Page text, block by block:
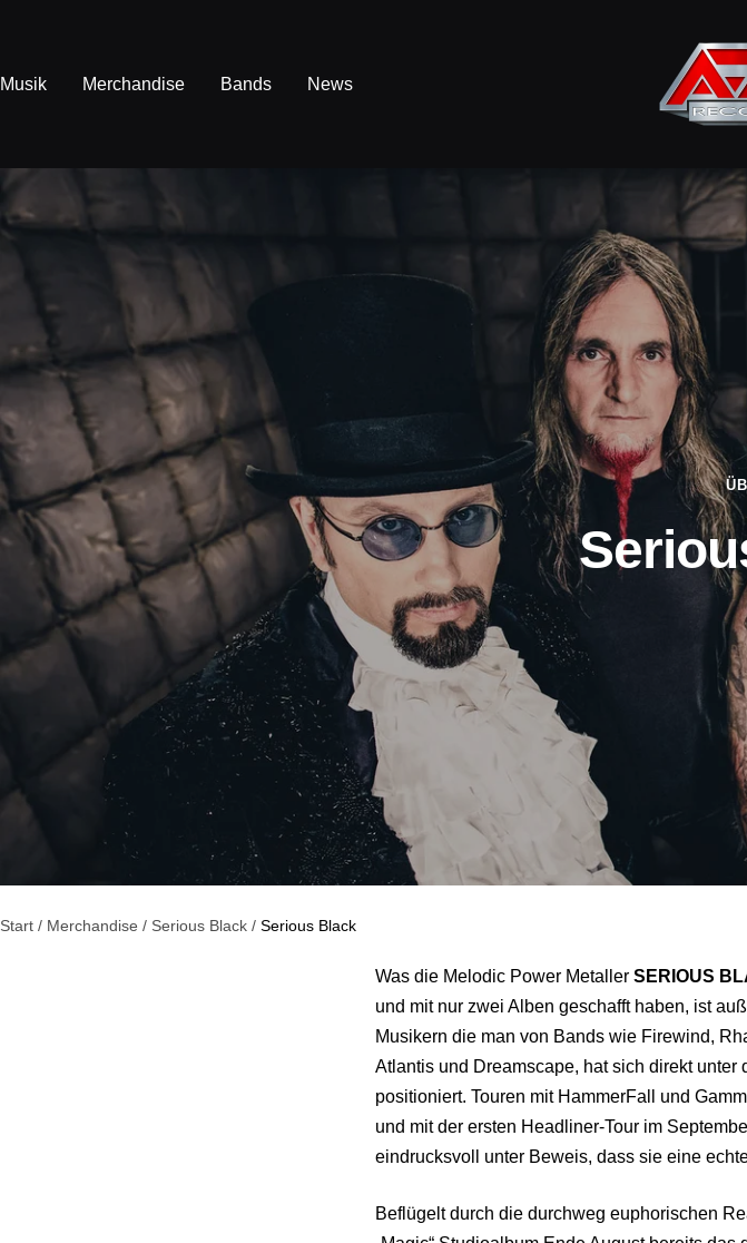
Inhalt
Musik Merchandise Bands News
Records
Start Merchandise Serious Black Serious Black
Was die Melodic Power Metaller SERIOUS
und mit nur zwei Alben geschafft haben, ist
Musikern die man von Bands wie Firewind,
Atlantis und Dreamscape, hat sich direkt
positioniert. Touren mit HammerFall und
und mit der ersten Headliner-Tour im
eindrucksvoll unter Beweis, dass sie eine
Beflügelt durch die durchweg euphorischen